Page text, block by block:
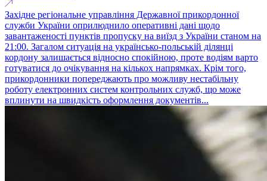
Західне регіональне управління Державної прикордонної
служби України оприлюднило оперативні дані щодо
завантаженості пунктів пропуску на виїзд з України станом на
21:00. Загалом ситуація на українсько-польській ділянці
кордону залишається відносно спокійною, проте водіям варто
готуватися до очікування на кількох напрямках. Крім того,
прикордонники попереджають про можливу нестабільну
роботу електронних систем контрольних служб, що може
вплинути на швидкість оформлення документів...